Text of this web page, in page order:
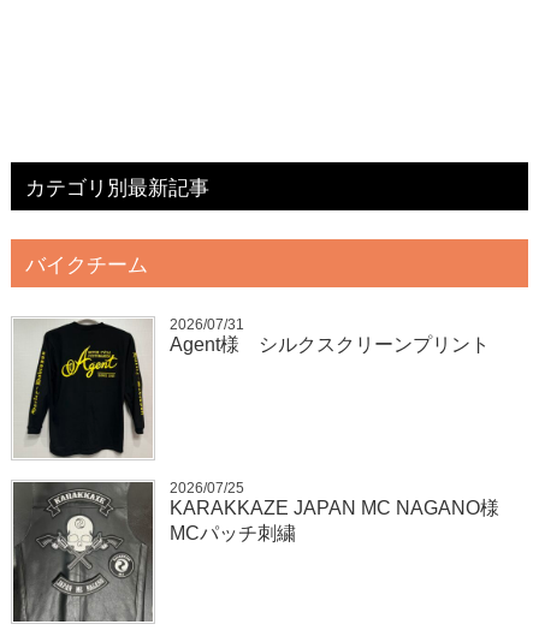
カテゴリ別最新記事
バイクチーム
2026/07/31
Agent様 シルクスクリーンプリント
2026/07/25
KARAKKAZE JAPAN MC NAGANO様
MCパッチ刺繍